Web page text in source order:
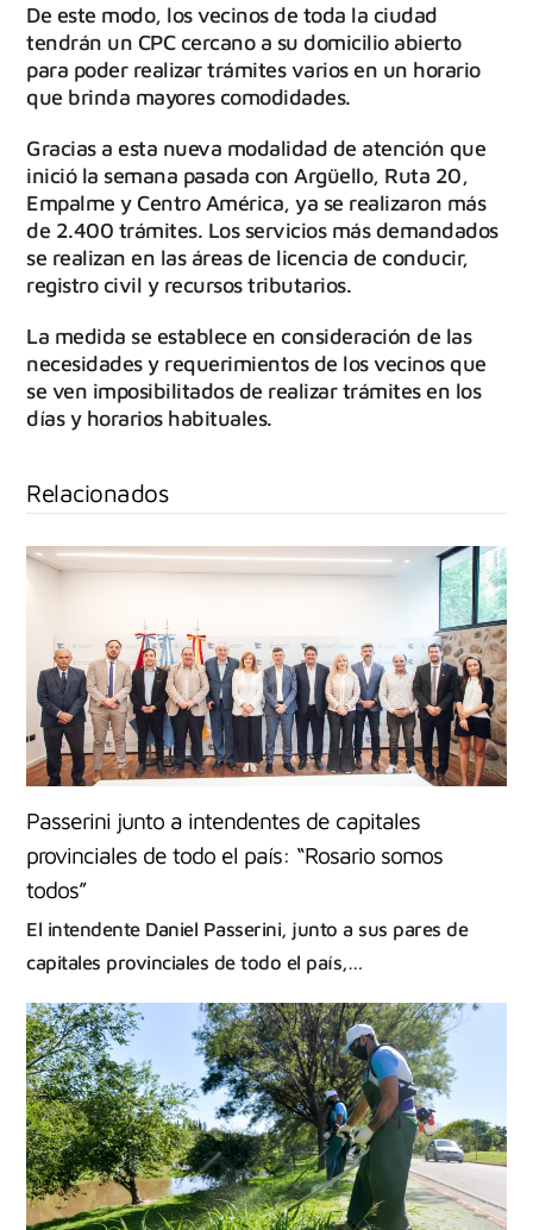
De este modo, los vecinos de toda la ciudad
tendrán un CPC cercano a su domicilio abierto
para poder realizar trámites varios en un horario
que brinda mayores comodidades.
Gracias a esta nueva modalidad de atención que
inició la semana pasada con Argüello, Ruta 20,
Empalme y Centro América, ya se realizaron más
de 2.400 trámites. Los servicios más demandados
se realizan en las áreas de licencia de conducir,
registro civil y recursos tributarios.
La medida se establece en consideración de las
necesidades y requerimientos de los vecinos que
se ven imposibilitados de realizar trámites en los
días y horarios habituales.
Relacionados
Passerini junto a intendentes de capitales
provinciales de todo el país: “Rosario somos
todos”
El intendente Daniel Passerini, junto a sus pares de
capitales provinciales de todo el país,…